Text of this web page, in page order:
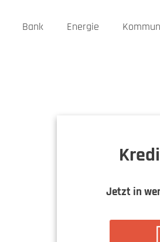
Bank Energie
Jetzt in